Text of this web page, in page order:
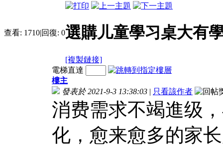
查看: 1710|回復: 0選購儿童學习桌大有
[複製鏈接]
電梯直達
樓主
發表於 2021-9-3 13:38:03 | 只看該作者
消费需求不竭進级
化，愈来愈多的家